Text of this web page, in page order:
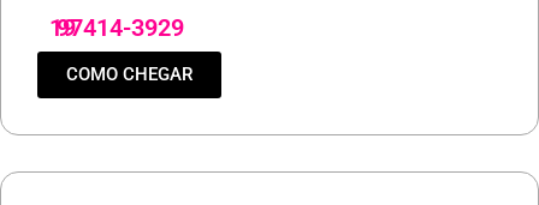
19
97414-3929
COMO CHEGAR